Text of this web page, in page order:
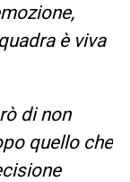
è viva
di non
quello che